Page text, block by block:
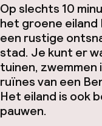
Op slechts 10
het groene
een rustige
stad. Je kunt er
tuinen, zwemmen
ruïnes van een
Het eiland is ook
pauwen.